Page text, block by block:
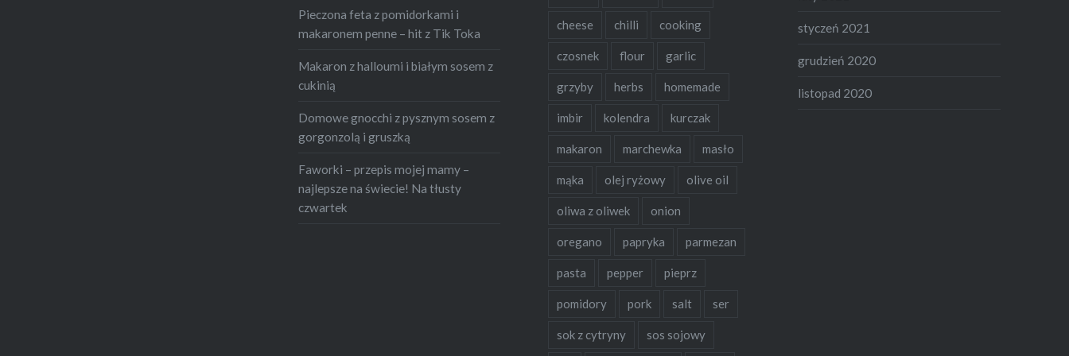
Pieczona feta z pomidorkami i
makaronem penne – hit z Tik Toka
Makaron z halloumi i białym sosem z
cukinią
Domowe gnocchi z pysznym sosem z
gorgonzolą i gruszką
Faworki – przepis mojej mamy –
najlepsze na świecie! Na tłusty
czwartek
cheese chilli cooking
czosnek flour garlic
grzyby herbs homemade
imbir kolendra kurczak
makaron marchewka masło
mąka olej ryżowy olive oil
oliwa z oliwek onion
oregano papryka parmezan
pasta pepper pieprz
pomidory pork salt ser
sok z cytryny sos sojowy
styczeń 2021
grudzień 2020
listopad 2020